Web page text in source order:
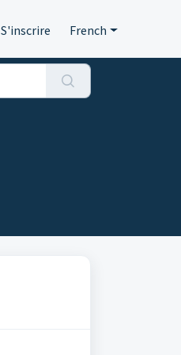
S'inscrire French